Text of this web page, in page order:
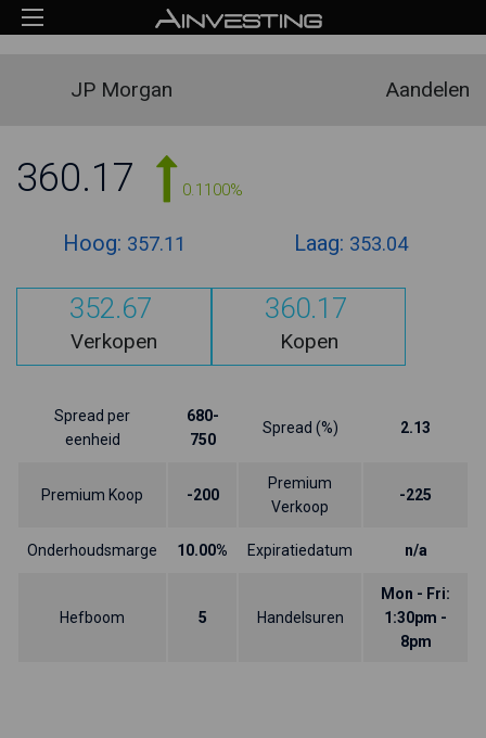
JP Morgan Aandelen
360.17 0.1100%
Hoog: 357.11 Laag: 353.04
352.67
Verkopen
360.17
Kopen
Spread per
eenheid
680-
750
Spread (%) 2.13
Premium Koop -200
Premium
Verkoop
-225
Onderhoudsmarge 10.00% Expiratiedatum n/a
Hefboom 5 Handelsuren
Mon - Fri:
1:30pm -
8pm